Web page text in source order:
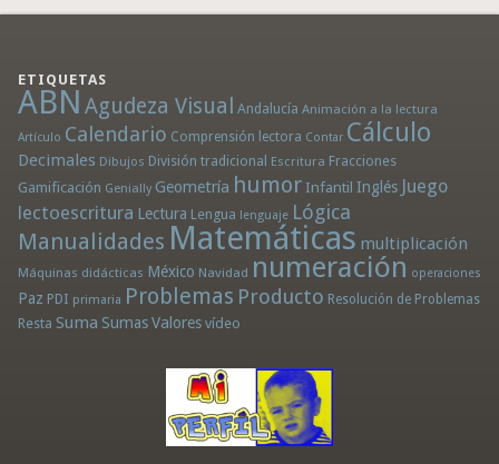
ETIQUETAS
ABN Agudeza Visual Andalucía Animación a la lectura
Artículo Calendario Comprensión lectora Contar Cálculo
Decimales Dibujos División tradicional Escritura Fracciones
Gamificación Genially Geometría humor Infantil Inglés Juego
lectoescritura Lectura Lengua lenguaje Lógica
Manualidades Matemáticas multiplicación
Máquinas didácticas México Navidad numeración operaciones
Paz PDI primaria Problemas Producto Resolución de Problemas
Resta Suma Sumas Valores vídeo